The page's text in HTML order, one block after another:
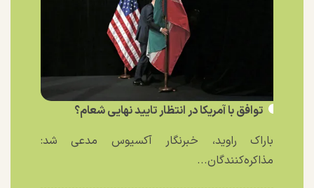
توافق با آمریکا در انتظار تایید نهایی شعام؟
باراک راوید، خبرنگار آکسیوس مدعی شد:
مذاکره‌کنندگان...